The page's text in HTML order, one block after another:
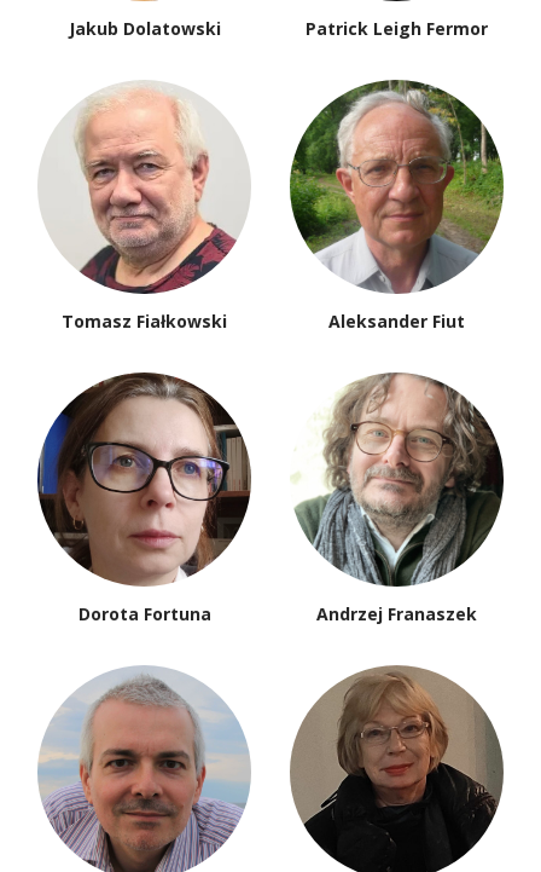
Jakub Dolatowski Patrick Leigh Fermor
Tomasz Fiałkowski Aleksander Fiut
Dorota Fortuna Andrzej Franaszek